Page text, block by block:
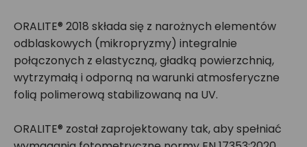
ORALITE® 2018 składa się z narożnych elementów
odblaskowych (mikropryzmy) integralnie
połączonych z elastyczną, gładką powierzchnią,
wytrzymałą i odporną na warunki atmosferyczne
folią polimerową stabilizowaną na UV.
ORALITE® został zaprojektowany tak, aby spełniać